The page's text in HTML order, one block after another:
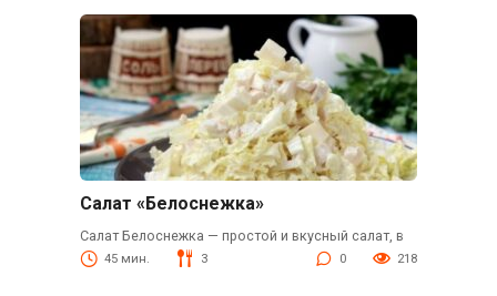
Салат «Белоснежка»
Салат Белоснежка — простой и вкусный салат, в
45 мин. 3 0 218